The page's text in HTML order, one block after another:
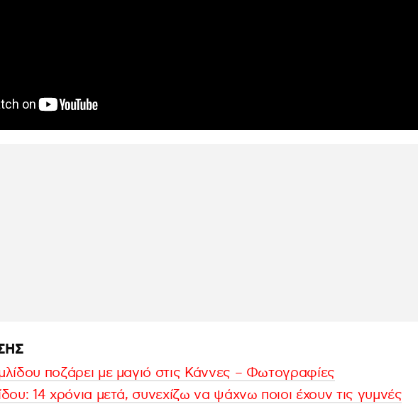
ποζάρει με μαγιό στις Κάννες – Φωτογραφίες
14 χρόνια μετά, συνεχίζω να ψάχνω ποιοι έχουν τις γυμνές